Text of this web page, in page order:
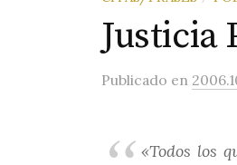
Justicia
Publicado en
«Todos los